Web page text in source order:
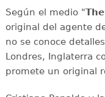
Según el medio "
original del agente
no se conoce
Londres, Inglaterra
promete un original